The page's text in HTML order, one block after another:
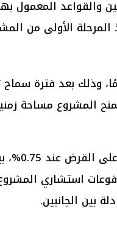
والقواعد المعمول
الأولى من
المشروع مساحة
عند 0.75%، بينما يبلغ
بين الجانبين.